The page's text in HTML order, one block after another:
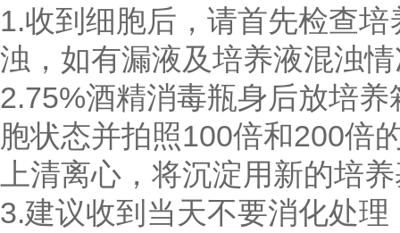
1.收到细胞后，请首先检查
浊，如有漏液及培养液混浊
2.75%酒精消毒瓶身后放培
胞状态并拍照100倍和200倍
上清离心，将沉淀用新的培
3.建议收到当天不要消化处